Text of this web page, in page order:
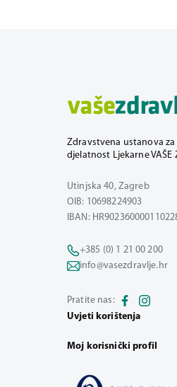
Zdravstvena ustanova
djelatnost Ljekarne VAŠE
Utinjska 40, Zagreb
OIB: 10698224903
IBAN:
+385 (0) 1 21 00 200
info@vasezdravlje.hr
Pratite nas:
Uvjeti korištenja
Moj korisnički profil